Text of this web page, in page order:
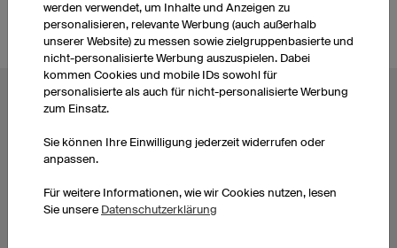
BELIEBTE THEMEN
Fußballtrikots
Laufshirts bedrucken
Eishockeytrikots
Hoodies bedrucken
werden verwendet, um Inhalte und Anzeigen zu
personalisieren, relevante Werbung (auch außerhalb
unserer Website) zu messen sowie zielgruppenbasierte und
nicht-personalisierte Werbung auszuspielen. Dabei
kommen Cookies und mobile IDs sowohl für
personalisierte als auch für nicht-personalisierte Werbung
zum Einsatz.
Sie können Ihre Einwilligung jederzeit widerrufen oder
anpassen.
Für weitere Informationen, wie wir Cookies nutzen, lesen
Sie unsere Datenschutzerklärung